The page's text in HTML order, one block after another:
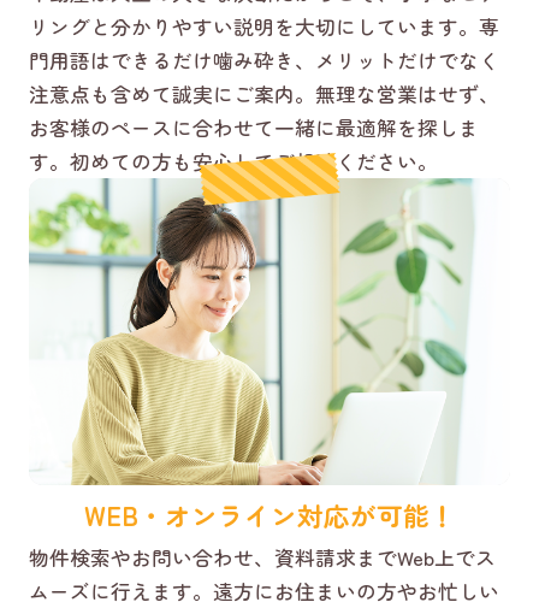
リングと分かりやすい説明を大切にしています。専
門用語はできるだけ噛み砕き、メリットだけでなく
注意点も含めて誠実にご案内。無理な営業はせず、
お客様のペースに合わせて一緒に最適解を探しま
す。初めての方も安心してご相談ください。
WEB・オンライン対応が可能！
物件検索やお問い合わせ、資料請求までWeb上でス
ムーズに行えます。遠方にお住まいの方やお忙しい